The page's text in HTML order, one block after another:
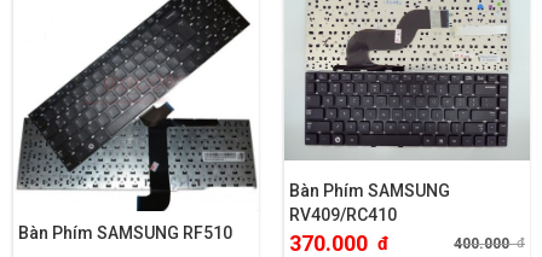
Bàn Phím SAMSUNG RF510
Bàn Phím SAMSUNG
RV409/RC410
370.000 đ 400.000đ